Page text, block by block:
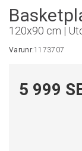
120x90 cm |
Varunr:1173707
5 999